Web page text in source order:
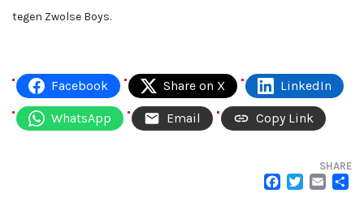
tegen Zwolse Boys.
Facebook Share on X LinkedIn
WhatsApp Email Copy Link
SHARE